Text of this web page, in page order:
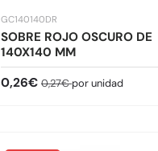
GC140140DR
SOBRE ROJO OSCURO DE
140X140 MM
Precio de venta
0,26€ Precio normal
0,27€por unidad